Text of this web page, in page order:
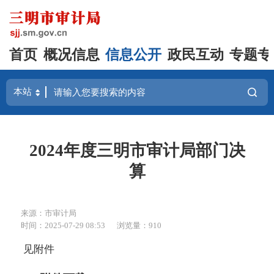
首页 概况信息 信息公开 政民互动 专题
2024年度三明市审计局部门决
算
来源：市审计局
时间：2025-07-29 08:53
浏览量：910
见附件